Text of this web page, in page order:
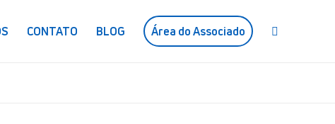
CONTATO BLOG Área do Associado